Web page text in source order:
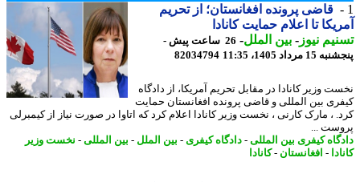
قاضی پرونده افغانستان؛ از تحریم
تا اعلام حمایت کانادا
نیوز-بین الملل-
26 ساعت پیش -
1405، 11:35
82034794
وزیر کانادا در مقابل تحریم آمریکا، از دادگاه
بین المللی و قاضی پرونده افغانستان حمایت
، مارک کارنی ، نخست وزیر کانادا اعلام کرد که اتاوا در صورت نیاز از کیمبرلی
...
کیفری بین المللی-دادگاه کیفری- بین الملل-بین المللی-نخست وزیر
-افغانستان-کانادا